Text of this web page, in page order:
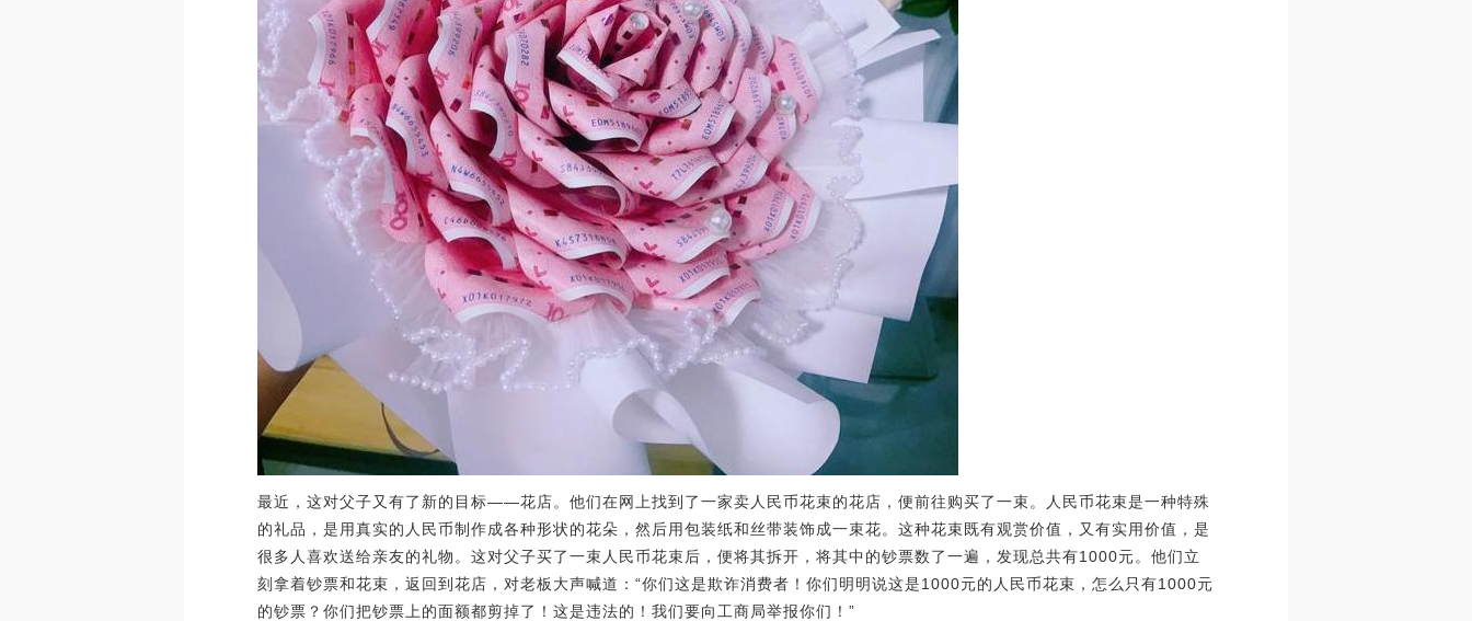
最近，这对父子又有了新的目标——花店。他们在网上找到了一家卖人民币花束的花店，便前往购买了一束。人民币花束是一种特殊
的礼品，是用真实的人民币制作成各种形状的花朵，然后用包装纸和丝带装饰成一束花。这种花束既有观赏价值，又有实用价值，是
很多人喜欢送给亲友的礼物。这对父子买了一束人民币花束后，便将其拆开，将其中的钞票数了一遍，发现总共有1000元。他们立
刻拿着钞票和花束，返回到花店，对老板大声喊道：“你们这是欺诈消费者！你们明明说这是1000元的人民币花束，怎么只有1000元
的钞票？你们把钞票上的面额都剪掉了！这是违法的！我们要向工商局举报你们！”